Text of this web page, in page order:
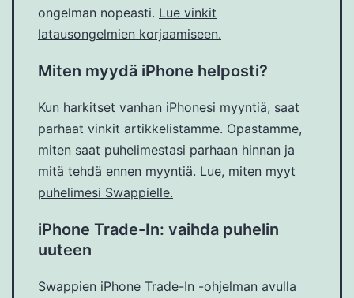
ongelman nopeasti. Lue vinkit
latausongelmien korjaamiseen.
Miten myydä iPhone helposti?
Kun harkitset vanhan iPhonesi myyntiä, saat
parhaat vinkit artikkelistamme. Opastamme,
miten saat puhelimestasi parhaan hinnan ja
mitä tehdä ennen myyntiä. Lue, miten myyt
puhelimesi Swappielle.
iPhone Trade-In: vaihda puhelin
uuteen
Swappien iPhone Trade-In -ohjelman avulla